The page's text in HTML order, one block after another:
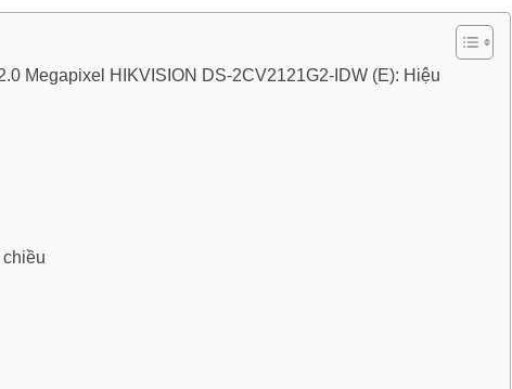
Megapixel HIKVISION DS-2CV2121G2-IDW (E): Hiệu